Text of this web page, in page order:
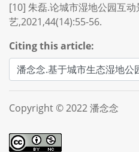
[10] 朱磊.论城市湿地公园互动
艺,2021,44(14):55-56.
Citing this article:
Copyright © 2022 潘念念